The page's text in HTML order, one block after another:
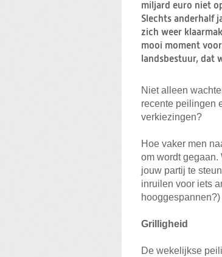
miljard euro niet
Slechts anderhalf
zich weer
mooi moment
landsbestuur, dat
Niet alleen
recente peilingen
verkiezingen?
Hoe vaker men
om wordt gegaan.
jouw partij te
inruilen voor iets
Grilligheid
De wekelijkse